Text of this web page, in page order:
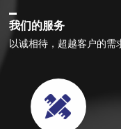
我们的服务
以诚相待，超越客户的需